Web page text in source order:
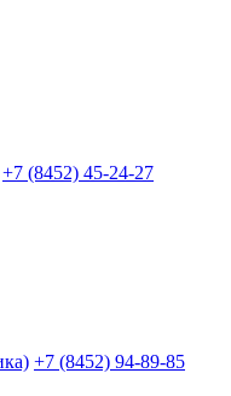
+7 (8452) 45-24-27
+7 (8452) 94-89-85